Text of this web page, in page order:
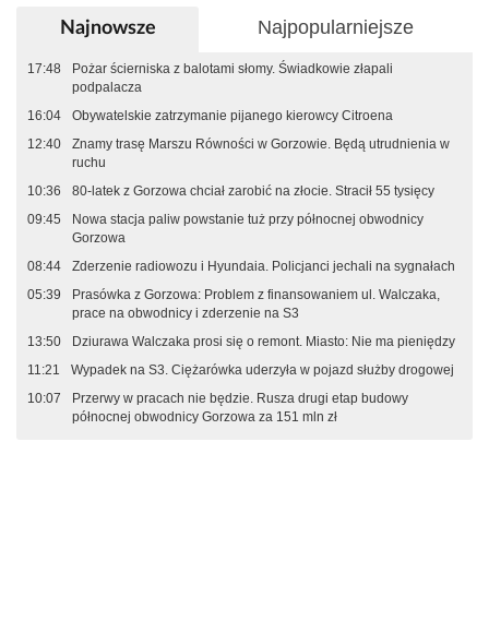
Najnowsze Najpopularniejsze
17:48
Pożar ścierniska z balotami słomy. Świadkowie złapali
podpalacza
16:04
Obywatelskie zatrzymanie pijanego kierowcy Citroena
12:40
Znamy trasę Marszu Równości w Gorzowie. Będą utrudnienia w
ruchu
10:36
80-latek z Gorzowa chciał zarobić na złocie. Stracił 55 tysięcy
09:45
Nowa stacja paliw powstanie tuż przy północnej obwodnicy
Gorzowa
08:44
Zderzenie radiowozu i Hyundaia. Policjanci jechali na sygnałach
05:39
Prasówka z Gorzowa: Problem z finansowaniem ul. Walczaka,
prace na obwodnicy i zderzenie na S3
13:50
Dziurawa Walczaka prosi się o remont. Miasto: Nie ma pieniędzy
11:21
Wypadek na S3. Ciężarówka uderzyła w pojazd służby drogowej
10:07
Przerwy w pracach nie będzie. Rusza drugi etap budowy
północnej obwodnicy Gorzowa za 151 mln zł